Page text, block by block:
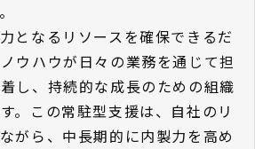
となるリソースを確保できるだ
ウハウが日々の業務を通じて担
し、持続的な成長のための組織
。この常駐型支援は、自社のリ
がら、中長期的に内製力を高め